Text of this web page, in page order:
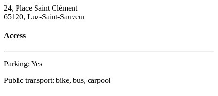
24, Place Saint Clément
65120, Luz-Saint-Sauveur
Access
Parking: Yes
Public transport: bike, bus, carpool